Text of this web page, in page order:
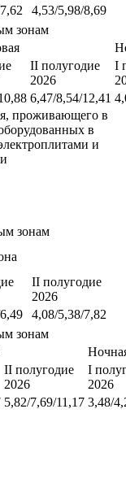
4,53/5,98/8,69
зонам
II полугодие
2026
I
6,47/8,54/12,41
проживающего в
в
и
зонам
II полугодие
2026
4,08/5,38/7,82
зонам
II полугодие
2026
I
2026
5,82/7,69/11,17 3,48/